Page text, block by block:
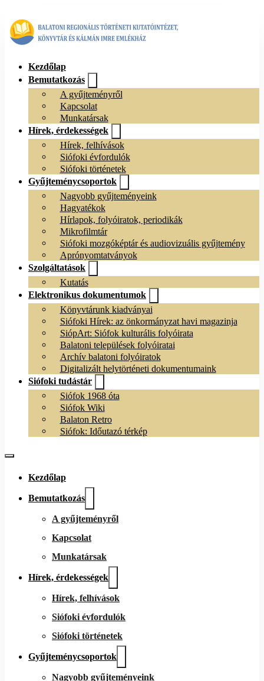
Kezdőlap
Bemutatkozás
A gyűjteményről
Kapcsolat
Munkatársak
Hírek, érdekességek
Hírek, felhívások
Siófoki évfordulók
Siófoki történetek
Gyűjteménycsoportok
Nagyobb gyűjteményeink
Hagyatékok
Hírlapok, folyóiratok, periodikák
Mikrofilmtár
Siófoki mozgóképtár és audiovizuális gyűjtemény
Aprónyomtatványok
Szolgáltatások
Kutatás
Elektronikus dokumentumok
Könyvtárunk kiadványai
Siófoki Hírek: az önkormányzat havi magazinja
SiópArt: Siófok kulturális folyóirata
Balatoni települések folyóiratai
Archív balatoni folyóiratok
Digitalizált helytörténeti dokumentumaink
Siófoki tudástár
Siófok 1968 óta
Siófok Wiki
Balaton Retro
Siófok: Időutazó térkép
Kezdőlap
Bemutatkozás
A gyűjteményről
Kapcsolat
Munkatársak
Hírek, érdekességek
Hírek, felhívások
Siófoki évfordulók
Siófoki történetek
Gyűjteménycsoportok
Nagyobb gyűjteményeink